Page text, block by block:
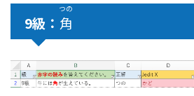
9級： 角
つの